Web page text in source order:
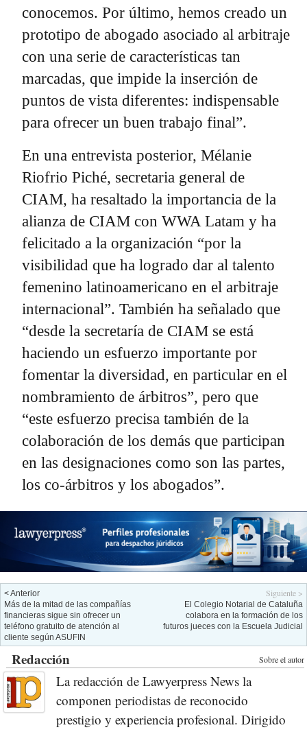
conocemos. Por último, hemos creado un
prototipo de abogado asociado al arbitraje
con una serie de características tan
marcadas, que impide la inserción de
puntos de vista diferentes: indispensable
para ofrecer un buen trabajo final”.
En una entrevista posterior, Mélanie
Riofrio Piché, secretaria general de
CIAM, ha resaltado la importancia de la
alianza de CIAM con WWA Latam y ha
felicitado a la organización “por la
visibilidad que ha logrado dar al talento
femenino latinoamericano en el arbitraje
internacional”. También ha señalado que
“desde la secretaría de CIAM se está
haciendo un esfuerzo importante por
fomentar la diversidad, en particular en el
nombramiento de árbitros”, pero que
“este esfuerzo precisa también de la
colaboración de los demás que participan
en las designaciones como son las partes,
los co-árbitros y los abogados”.
< Anterior
Más de la mitad de las compañías
financieras sigue sin ofrecer un
teléfono gratuito de atención al
cliente según ASUFIN
Siguiente >
El Colegio Notarial de Cataluña
colabora en la formación de los
futuros jueces con la Escuela Judicial
Sobre el autor
Redacción
La redacción de Lawyerpress News la
componen periodistas de reconocido
prestigio y experiencia profesional. Dirigido